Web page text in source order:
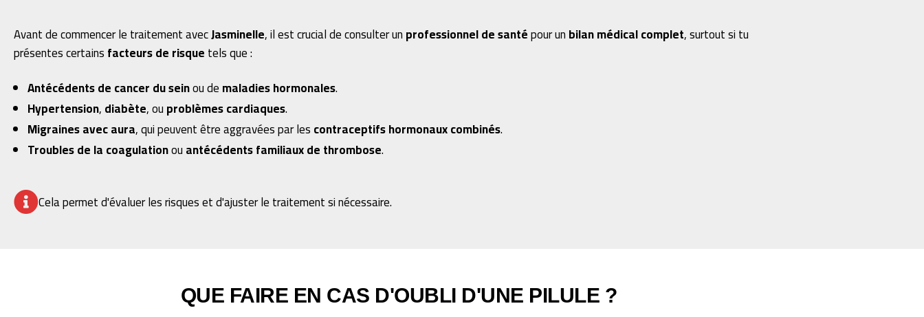
Avant de commencer le traitement avecJasminelle, il est crucial de consulter unprofessionnel de santépour unbilan médical complet, surtout si tu
présentes certainsfacteurs de risquetels que :
Antécédents de cancer du seinou demaladies hormonales.
Hypertension,diabète, ouproblèmes cardiaques.
Migraines avec aura, qui peuvent être aggravées par lescontraceptifs hormonaux combinés.
Troubles de la coagulationouantécédents familiaux de thrombose.
Cela permet d'évaluer les risques et d'ajuster le traitement si nécessaire.
QUE FAIRE EN CAS D'OUBLI D'UNE PILULE ?